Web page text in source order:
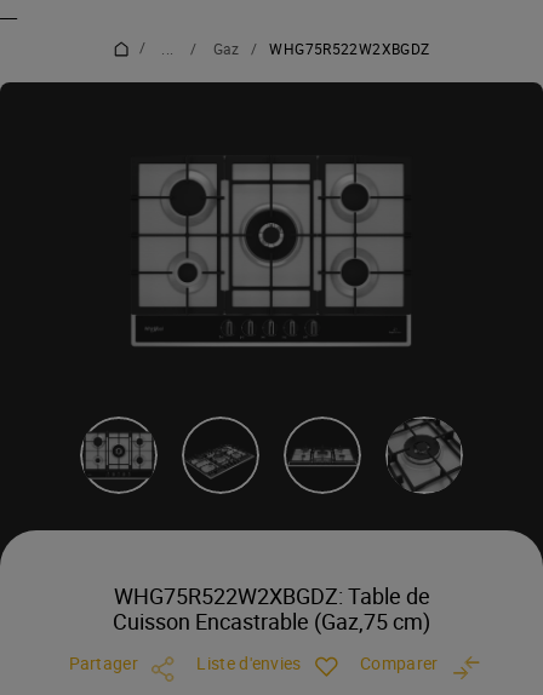
/ / Gaz / WHG75R522W2XBGDZ
WHG75R522W2XBGDZ: Table de
Cuisson Encastrable (Gaz,75 cm)
Partager Liste d'envies Comparer